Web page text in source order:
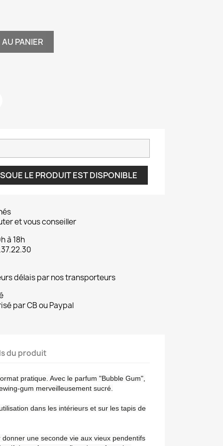
PANIER
LE PRODUIT EST DISPONIBLE
et vous conseiller
à 18h
délais par nos transporteurs
par CB ou Paypal
du produit
pratique. Avec le parfum "Bubble Gum",
gum merveilleusement sucré.
dans les intérieurs et sur les tapis de
une seconde vie aux vieux pendentifs